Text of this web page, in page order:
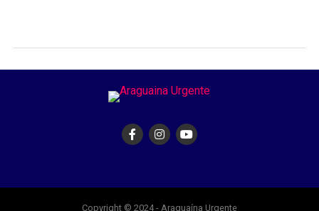
Copyright © 2024 - Araguaína Urgente